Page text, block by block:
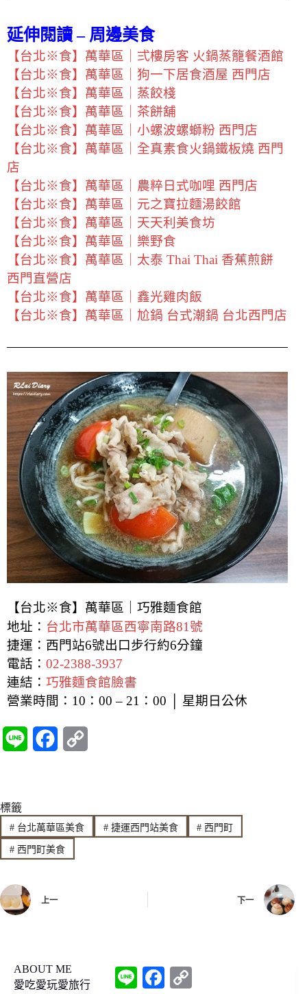
延伸閱讀 – 周邊美食
【台北※食】萬華區｜弍樓房客 火鍋蒸籠餐酒館
【台北※食】萬華區｜狗一下居食酒屋 西門店
【台北※食】萬華區｜蒸餃棧
【台北※食】萬華區｜茶餅舖
【台北※食】萬華區｜小螺波螺螄粉 西門店
【台北※食】萬華區｜全真素食火鍋鐵板燒 西門
店
【台北※食】萬華區｜農粹日式咖哩 西門店
【台北※食】萬華區｜元之寶拉麵湯餃館
【台北※食】萬華區｜天天利美食坊
【台北※食】萬華區｜樂野食
【台北※食】萬華區｜太泰 Thai Thai 香蕉煎餅
西門直營店
【台北※食】萬華區｜鑫光雞肉飯
【台北※食】萬華區｜尬鍋 台式潮鍋 台北西門店
【台北※食】萬華區｜巧雅麵食館
地址： 台北市萬華區西寧南路81號
捷運：西門站6號出口步行約6分鐘
電話： 02-2388-3937
連結： 巧雅麵食館臉書
營業時間：10：00 – 21：00 │ 星期日公休
e e
b
o
y
L
標籤
#台北萬華區美食 #捷運西門站美食 # 西門町
#西門町美食
上一 下一
ABOUT ME
愛吃愛玩愛旅行
L
F